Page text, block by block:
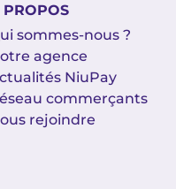
PROPOS
sommes-nous ?
agence
NiuPay
commerçants
rejoindre